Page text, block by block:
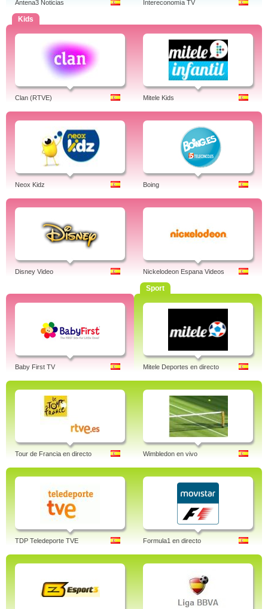
Antena3 Noticias Intereconomía TV
Kids
Clan (RTVE) Mitele Kids
Neox Kidz Boing
Disney Video Nickelodeon Espana Videos
Baby First TV
Sport
Mitele Deportes en directo
Tour de Francia en directo Wimbledon en vivo
TDP Teledeporte TVE Formula1 en directo